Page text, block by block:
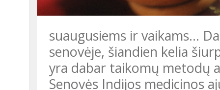
suaugusiems ir vaikams...
senovėje, šiandien kelia
yra dabar taikomų metodų
Senovės Indijos medicinos